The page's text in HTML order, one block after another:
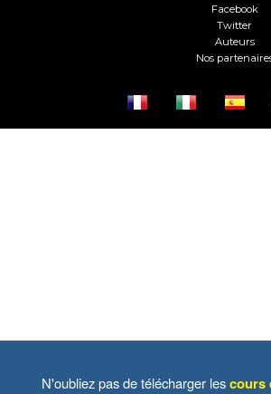
Facebook
Twitter
Auteurs
Nos
N'oubliez pas de télécharger lescours